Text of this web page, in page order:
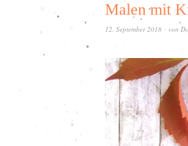
Malen mit
12. September 2018 von